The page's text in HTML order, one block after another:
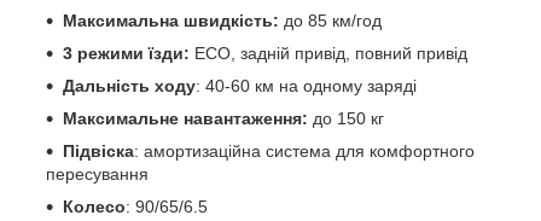
Максимальна швидкість: до 85 км/год
3 режими їзди: ECO, задній привід, повний привід
Дальність ходу: 40-60 км на одному заряді
Максимальне навантаження: до 150 кг
Підвіска: амортизаційна система для комфортного
пересування
Колесо: 90/65/6.5